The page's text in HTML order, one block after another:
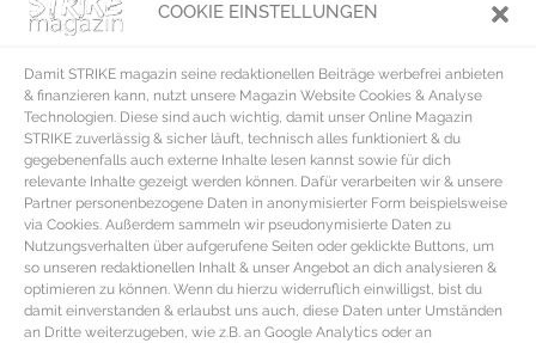
COOKIE EINSTELLUNGEN
Damit STRIKE magazin seine redaktionellen Beiträge werbefrei anbieten
& finanzieren kann, nutzt unsere Magazin Website Cookies & Analyse
Technologien. Diese sind auch wichtig, damit unser Online Magazin
STRIKE zuverlässig & sicher läuft, technisch alles funktioniert & du
gegebenenfalls auch externe Inhalte lesen kannst sowie für dich
relevante Inhalte gezeigt werden können. Dafür verarbeiten wir & unsere
Partner personenbezogene Daten in anonymisierter Form beispielsweise
via Cookies. Außerdem sammeln wir pseudonymisierte Daten zu
Nutzungsverhalten über aufgerufene Seiten oder geklickte Buttons, um
so unseren redaktionellen Inhalt & unser Angebot an dich analysieren &
optimieren zu können. Wenn du hierzu widerruflich einwilligst, bist du
damit einverstanden & erlaubst uns auch, diese Daten unter Umständen
an Dritte weiterzugeben, wie z.B. an Google Analytics oder an